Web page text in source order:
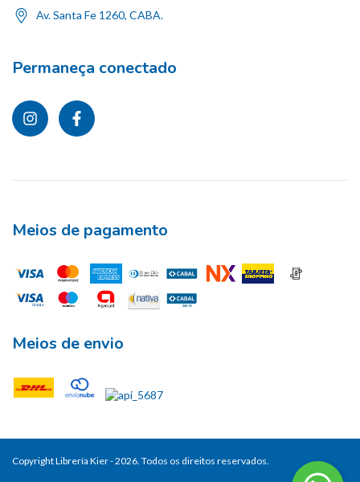
Av. Santa Fe 1260, CABA.
Permaneça conectado
Meios de pagamento
Meios de envio
Copyright Librería Kier - 2026. Todos os direitos reservados.